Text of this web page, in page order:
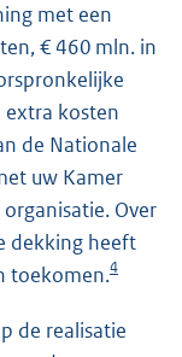
met een
€ 460 mln. in
extra kosten
de Nationale
uw Kamer
Over
dekking heeft
toekomen.4
de realisatie